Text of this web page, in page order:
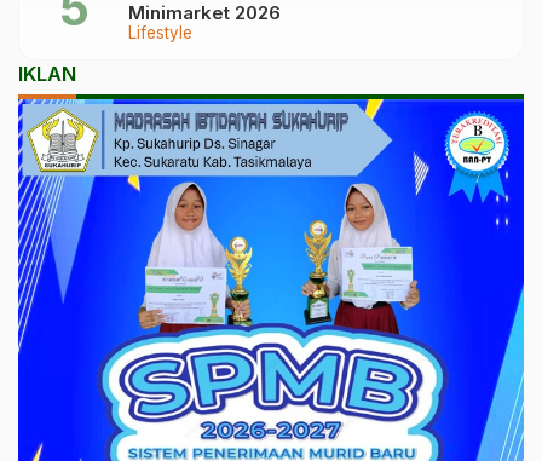
Lifestyle
Minimarket 2026
IKLAN